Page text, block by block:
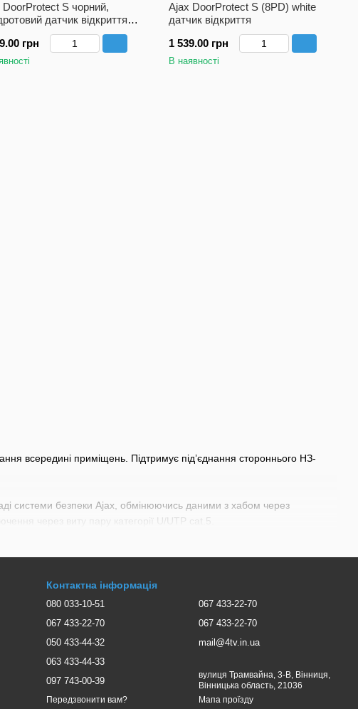
всередині приміщень. Підтримує під’єднання стороннього НЗ-
системи безпеки Ajax, обмінюючись даними з хабом через
через виту пару категорії U/UTP cat.5.
DoorProtect S чорний,
датчик відкриття
грн
Ajax DoorProtect S (8PD) white
датчик відкриття
1 539.00 грн
В наявності
Контактна інформація
080 033-10-51
067 433-22-70
050 433-44-32
063 433-44-33
097 743-00-39
Передзвонити вам?
067 433-22-70
067 433-22-70
mail@4tv.in.ua
вулиця Трамвайна, 3-В, Вінниця,
Вінницька область, 21036
Мапа проїзду